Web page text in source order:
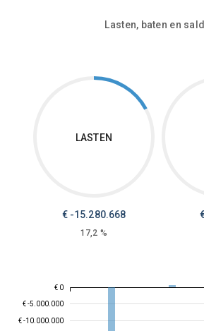
Lasten, baten en
LASTEN
€ -15.280.668
17,2 %
€ -10.000.000
€ -5.000.000
€ 0